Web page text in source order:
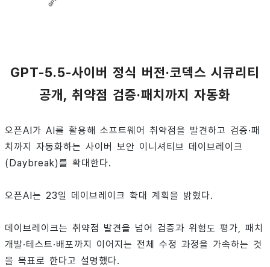
GPT-5.5-사이버 정식 버전·코덱스 시큐리티
공개, 취약점 검증·패치까지 자동화
오픈AI가 AI를 활용해 소프트웨어 취약점을 발견하고 검증·패
치까지 자동화하는 사이버 보안 이니셔티브 데이브레이크
(Daybreak)를 확대한다.
오픈AI는 23일 데이브레이크 확대 계획을 밝혔다.
데이브레이크는 취약점 발견을 넘어 검증과 위험도 평가, 패치
개발·테스트·배포까지 이어지는 전체 수정 과정을 가속하는 것
을 목표로 한다고 설명했다.